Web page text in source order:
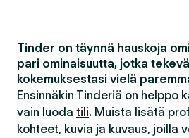
Tinder on täynnä hauskoja
pari ominaisuutta, jotka
kokemuksestasi vielä
Ensinnäkin Tinderiä on helppo
vain luoda tili. Muista lisätä
kohteet, kuvia ja kuvaus, joilla